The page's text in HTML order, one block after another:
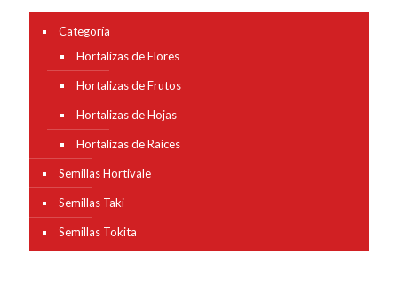
Categoría
Hortalizas de Flores
Hortalizas de Frutos
Hortalizas de Hojas
Hortalizas de Raíces
Semillas Hortivale
Semillas Taki
Semillas Tokita